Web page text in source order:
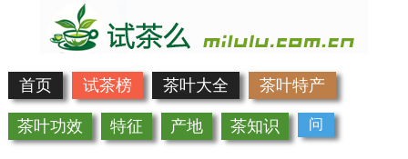
首页 试茶榜 茶叶大全 茶叶特产
茶叶功效 特征 产地 茶知识 问